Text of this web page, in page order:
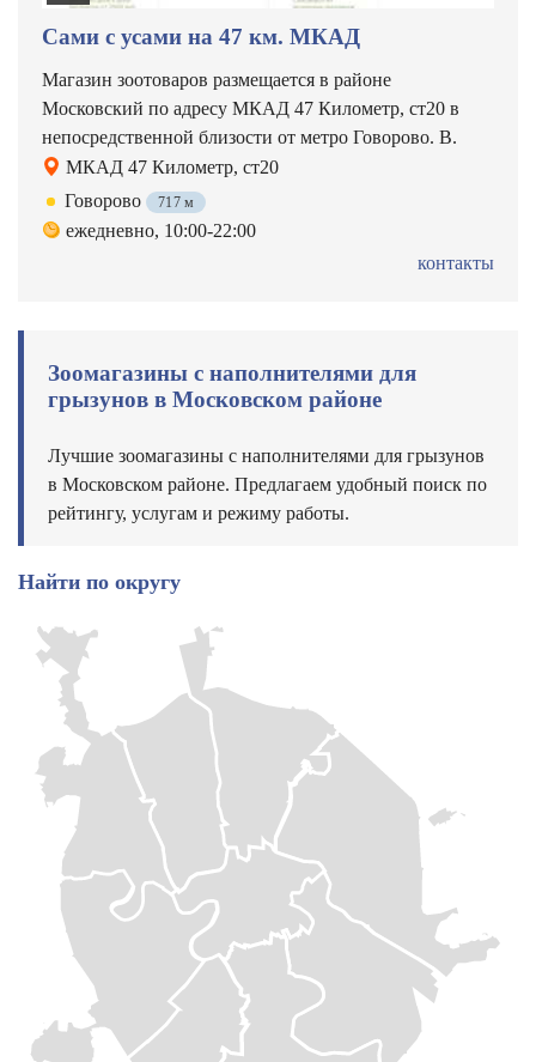
Зоомагазины с наполнителями для
грызунов в Московском районе
Лучшие зоомагазины с наполнителями для грызунов
в Московском районе. Предлагаем удобный поиск по
рейтингу, услугам и режиму работы.
Найти по округу
Сами с усами на 47 км. МКАД
Магазин зоотоваров размещается в районе
Московский по адресу МКАД 47 Километр, ст20 в
непосредственной близости от метро Говорово. В.
МКАД 47 Километр, ст20
Говорово
717 м
ежедневно, 10:00-22:00
контакты